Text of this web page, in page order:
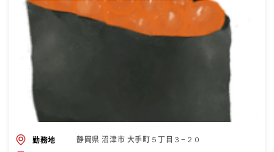
勤務地 静岡県 沼津市 大手町５丁目３−２０